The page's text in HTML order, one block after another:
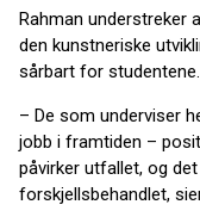
Rahman understreker
den kunstneriske
sårbart for studentene.
– De som underviser
jobb i framtiden –
påvirker utfallet, og
forskjellsbehandlet,